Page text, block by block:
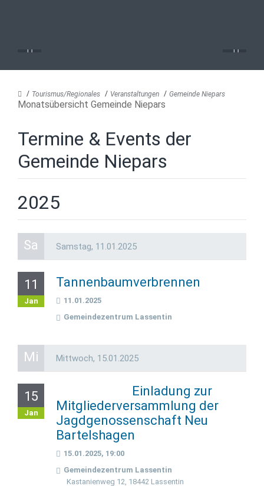
Tourismus/Regionales Veranstaltungen Gemeinde Niepars
Monatsübersicht Gemeinde Niepars
Termine & Events der
Gemeinde Niepars
2025
Sa Samstag, 11.01.2025
11
Jan
Tannenbaumverbrennen
11.01.2025
Gemeindezentrum Lassentin
Mi Mittwoch, 15.01.2025
15
Jan
Einladung zur
Mitgliederversammlung der
Jagdgenossenschaft Neu
Bartelshagen
15.01.2025, 19:00
Gemeindezentrum Lassentin
Kastanienweg 12, 18442 Lassentin